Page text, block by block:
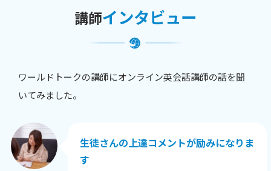
講師インタビュー
ワールドトークの講師にオンライン英会話講師の話を聞
いてみました。
生徒さんの上達コメントが励みになりま
す